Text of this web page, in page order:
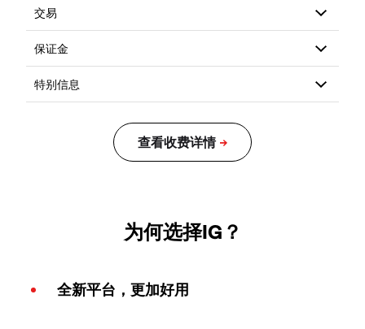
为何选择IG？
全新平台，更加好用